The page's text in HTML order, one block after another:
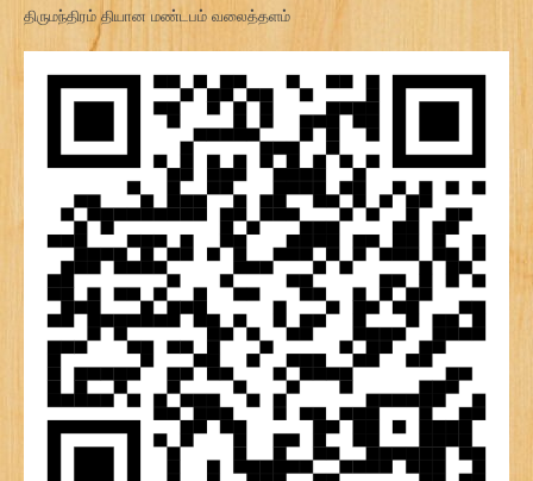
திருமந்திரம் தியான மண்டபம் வலைத்தளம்